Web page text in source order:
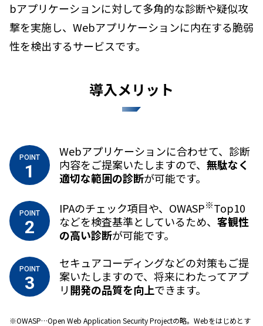
bアプリケーションに対して多角的な診断や疑似攻
撃を実施し、Webアプリケーションに内在する脆弱
性を検出するサービスです。
導入メリット
POINT
1
Webアプリケーションに合わせて、診断
内容をご提案いたしますので、 無駄なく
適切な範囲の診断が可能です。
POINT
2
IPAのチェック項目や、OWASP※Top10
などを検査基準としているため、 客観性
の高い診断が可能です。
POINT
3
セキュアコーディングなどの対策もご提
案いたしますので、将来にわたってアプ
リ開発の品質を向上できます。
OWASP…Open Web Application Security Projectの略。Webをはじめとす